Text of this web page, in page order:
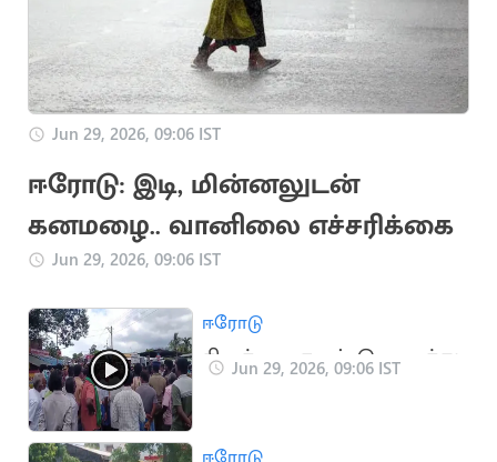
Jun 29, 2026, 09:06 IST
ஈரோடு: இடி, மின்னலுடன்
கனமழை.. வானிலை எச்சரிக்கை
Jun 29, 2026, 09:06 IST
ஈரோடு
சிறுத்தை கூண்டு வைத்து
பொதுமக்கள் போராட்டம்
Jun 29, 2026, 09:06 IST